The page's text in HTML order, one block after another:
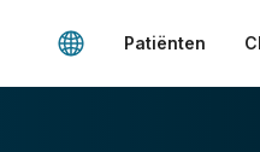
Patiënten